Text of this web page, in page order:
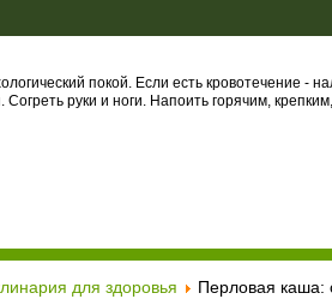
покой. Если есть кровотечение -
руки и ноги. Напоить горячим,
для здоровья Перловая каша: